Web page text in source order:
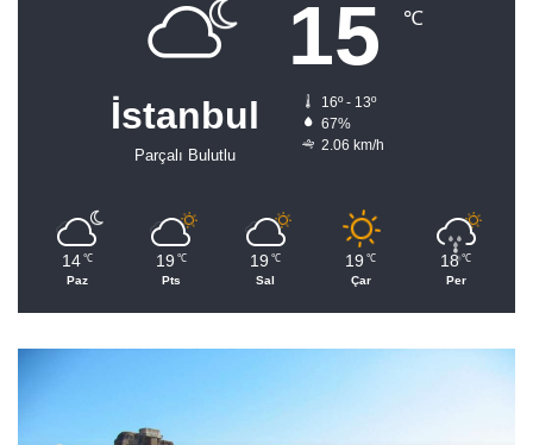
İstanbul
Parçalı Bulutlu
15 ℃
16º - 13º
67%
2.06 km/h
14 ℃
Paz
19 ℃
Pts
19 ℃
Sal
19 ℃
Çar
18 ℃
Per